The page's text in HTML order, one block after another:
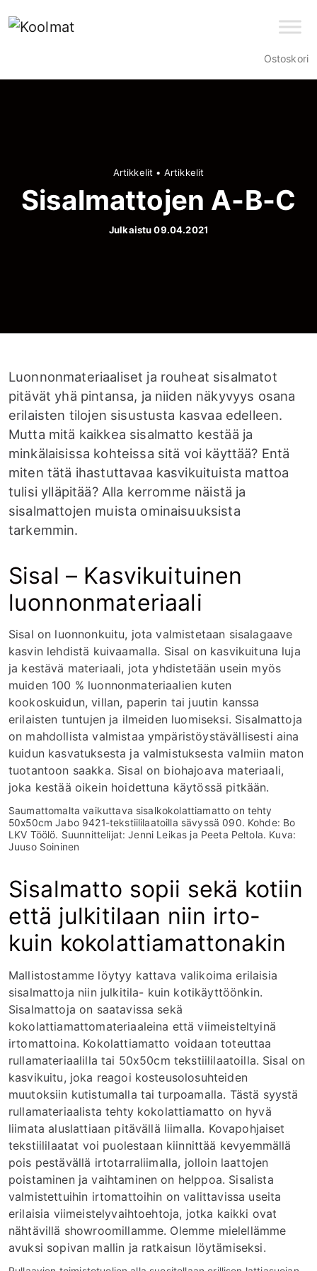
Ostoskori
Artikkelit • Artikkelit
Sisalmattojen A-B-C
Julkaistu 09.04.2021
Luonnonmateriaaliset ja rouheat sisalmatot
pitävät yhä pintansa, ja niiden näkyvyys osana
erilaisten tilojen sisustusta kasvaa edelleen.
Mutta mitä kaikkea sisalmatto kestää ja
minkälaisissa kohteissa sitä voi käyttää? Entä
miten tätä ihastuttavaa kasvikuituista mattoa
tulisi ylläpitää? Alla kerromme näistä ja
sisalmattojen muista ominaisuuksista
tarkemmin.
Sisal – Kasvikuituinen
luonnonmateriaali
Sisal on luonnonkuitu, jota valmistetaan sisalagaave
kasvin lehdistä kuivaamalla. Sisal on kasvikuituna luja
ja kestävä materiaali, jota yhdistetään usein myös
muiden 100 % luonnonmateriaalien kuten
kookoskuidun, villan, paperin tai juutin kanssa
erilaisten tuntujen ja ilmeiden luomiseksi. Sisalmattoja
on mahdollista valmistaa ympäristöystävällisesti aina
kuidun kasvatuksesta ja valmistuksesta valmiin maton
tuotantoon saakka. Sisal on biohajoava materiaali,
joka kestää oikein hoidettuna käytössä pitkään.
Saumattomalta vaikuttava sisalkokolattiamatto on tehty
50x50cm Jabo 9421-tekstiililaatoilla sävyssä 090. Kohde: Bo
LKV Töölö. Suunnittelijat: Jenni Leikas ja Peeta Peltola. Kuva:
Juuso Soininen
Sisalmatto sopii sekä kotiin
että julkitilaan niin irto-
kuin kokolattiamattonakin
Mallistostamme löytyy kattava valikoima erilaisia
sisalmattoja niin julkitila- kuin kotikäyttöönkin.
Sisalmattoja on saatavissa sekä
kokolattiamattomateriaaleina että viimeisteltyinä
irtomattoina. Kokolattiamatto voidaan toteuttaa
rullamateriaalilla tai 50x50cm tekstiililaatoilla. Sisal on
kasvikuitu, joka reagoi kosteusolosuhteiden
muutoksiin kutistumalla tai turpoamalla. Tästä syystä
rullamateriaalista tehty kokolattiamatto on hyvä
liimata aluslattiaan pitävällä liimalla. Kovapohjaiset
tekstiililaatat voi puolestaan kiinnittää kevyemmällä
pois pestävällä irtotarraliimalla, jolloin laattojen
poistaminen ja vaihtaminen on helppoa. Sisalista
valmistettuihin irtomattoihin on valittavissa useita
erilaisia viimeistelyvaihtoehtoja, jotka kaikki ovat
nähtävillä showroomillamme. Olemme mielellämme
avuksi sopivan mallin ja ratkaisun löytämiseksi.